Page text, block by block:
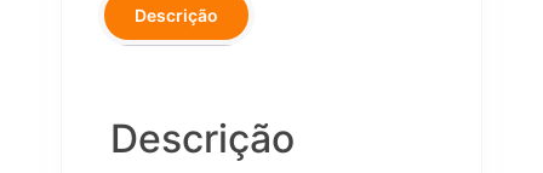
Descrição
Descrição